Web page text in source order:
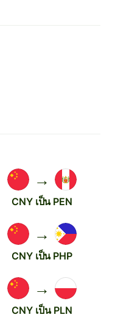
→
CNY เป็น PEN
→
CNY เป็น PHP
→
CNY เป็น PLN